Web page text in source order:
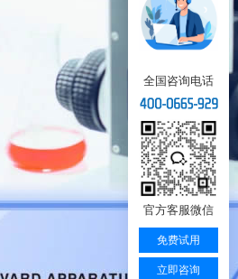
全国咨询电话
官方客服微信
免费试用
立即咨询